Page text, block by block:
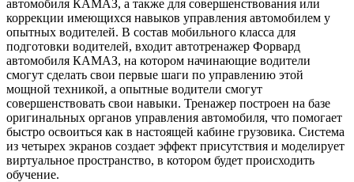
автомобиля КАМАЗ, а также для совершенствования или
коррекции имеющихся навыков управления автомобилем у
опытных водителей. В состав мобильного класса для
подготовки водителей, входит автотренажер Форвард
автомобиля КАМАЗ, на котором начинающие водители
смогут сделать свои первые шаги по управлению этой
мощной техникой, а опытные водители смогут
совершенствовать свои навыки. Тренажер построен на базе
оригинальных органов управления автомобиля, что помогает
быстро освоиться как в настоящей кабине грузовика. Система
из четырех экранов создает эффект присутствия и моделирует
виртуальное пространство, в котором будет происходить
обучение.